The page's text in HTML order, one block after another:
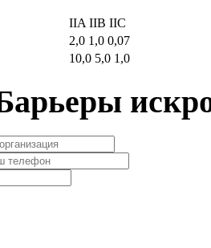
IIA IIB IIC
2,0 1,0 0,07
10,0 5,0 1,0
Барьеры